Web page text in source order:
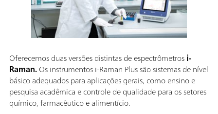
Oferecemos duas versões distintas de espectrômetrosi-
Raman.Os instrumentos i-Raman Plus são sistemas de nível
básico adequados para aplicações gerais, como ensino e
pesquisa acadêmica e controle de qualidade para os setores
químico, farmacêutico e alimentício.